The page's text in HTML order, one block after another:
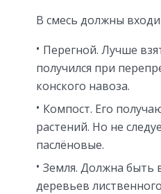
В смесь должны
Перегной. Лучше
получился при
конского навоза.
Компост. Его
растений. Но не
паслёновые.
Земля. Должна быть
деревьев